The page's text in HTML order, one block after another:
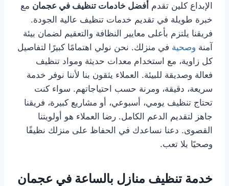
الإبداع كلين تقدم أفضل خادمات تنظيف في عجمان مع
خبرة طويلة في تقديم خدمات تنظيف عالية الجودة.
فريقنا يلتزم بأعلى معايير النظافة والتعقيم لضمان بيئة
آمنة وصحية في منزلك. نحن نولي اهتمامًا كبيرًا لتفاصيل
كل زاوية، مع استخدام معدات حديثة ومواد تنظيف
فعالة وصديقة للبيئة. العملاء يثقون بنا لأننا نوفر خدمة
سريعة، دقيقة، ومرنة حسب احتياجاتهم. سواء كنت
تحتاج تنظيف يومي، أسبوعي، أو مشاريع كبيرة، فريقنا
جاهز لتقديم الدعم الكامل. رضا العملاء هو أولويتنا
القصوى. دعنا نساعدك في الحفاظ على منزلك نظيفًا
وصحيًا بلا تعب.
خدمة تنظيف منازل بالساعة في عجمان